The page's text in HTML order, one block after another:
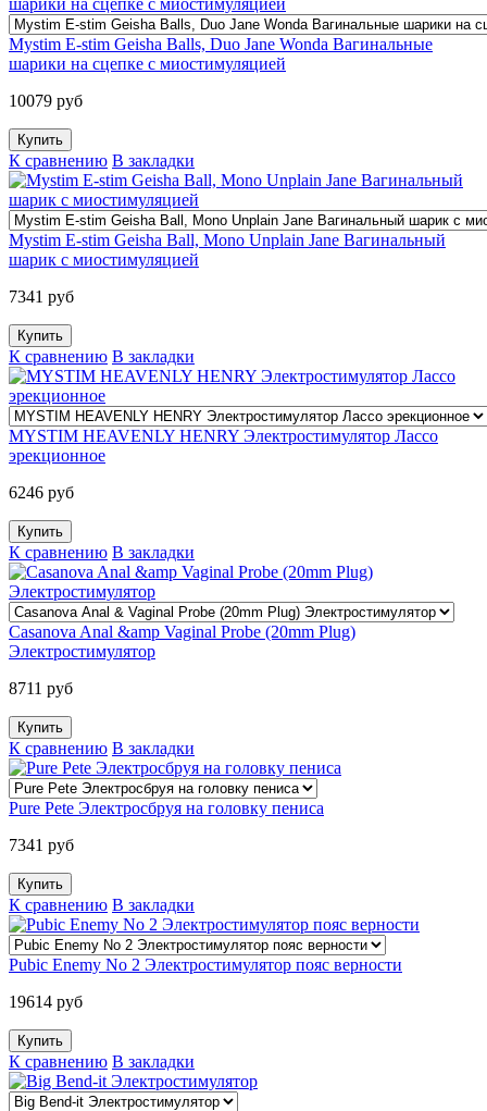
Mystim E-stim Geisha Balls, Duo Jane Wonda Вагинальные
шарики на сцепке с миостимуляцией
10079 руб
К сравнению В закладки
Mystim E-stim Geisha Ball, Mono Unplain Jane Вагинальный
шарик с миостимуляцией
7341 руб
К сравнению В закладки
MYSTIM HEAVENLY HENRY Электростимулятор Лассо
эрекционное
6246 руб
К сравнению В закладки
Casanova Anal &amp Vaginal Probe (20mm Plug)
Электростимулятор
8711 руб
К сравнению В закладки
Pure Pete Электросбруя на головку пениса
7341 руб
К сравнению В закладки
Pubic Enemy No 2 Электростимулятор пояс верности
19614 руб
К сравнению В закладки